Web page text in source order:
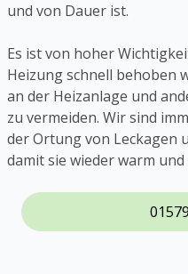
und von Dauer ist.
Es ist von hoher
Heizung schnell behoben
an der Heizanlage und
zu vermeiden. Wir sind
der Ortung von Leckagen
damit sie wieder warm und